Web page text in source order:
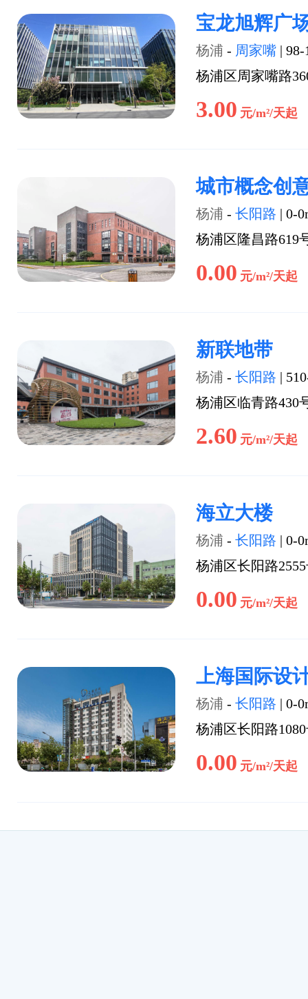
宝龙旭辉广
杨浦 - 周家嘴 | 98-
杨浦区周家嘴路
3.00 元/m²/天起
城市概念创
杨浦 - 长阳路 | 0-
杨浦区隆昌路619
0.00 元/m²/天起
新联地带
杨浦 - 长阳路 |
杨浦区临青路430
2.60 元/m²/天起
海立大楼
杨浦 - 长阳路 | 0-
杨浦区长阳路
0.00 元/m²/天起
上海国际设
杨浦 - 长阳路 | 0-
杨浦区长阳路
0.00 元/m²/天起